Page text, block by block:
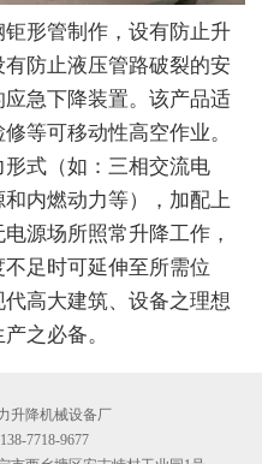
形管制作，设有防止升
防止液压管路破裂的安
急下降装置。该产品适
等可移动性高空作业。
式（如：三相交流电
内燃动力等），加配上
源场所照常升降工作，
足时可延伸至所需位
高大建筑、设备之理想
之必备。
升降机械设备厂
7718-9677